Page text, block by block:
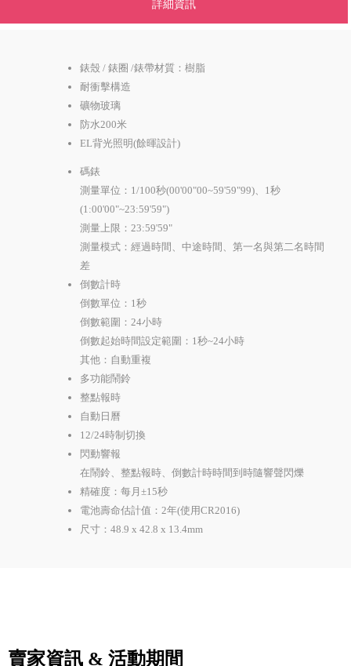
詳細資訊
錶殼 / 錶圈 /錶帶材質：樹脂
耐衝擊構造
礦物玻璃
防水200米
EL背光照明(餘暉設計)
碼錶
測量單位：1/100秒(00'00"00~59'59"99)、1秒
(1:00'00"~23:59'59")
測量上限：23:59'59"
測量模式：經過時間、中途時間、第一名與第二名時間
差
倒數計時
倒數單位：1秒
倒數範圍：24小時
倒數起始時間設定範圍：1秒~24小時
其他：自動重複
多功能鬧鈴
整點報時
自動日曆
12/24時制切換
閃動響報
在鬧鈴、整點報時、倒數計時時間到時隨響聲閃爍
精確度：每月±15秒
電池壽命估計值：2年(使用CR2016)
尺寸：48.9 x 42.8 x 13.4mm
賣家資訊 & 活動期間